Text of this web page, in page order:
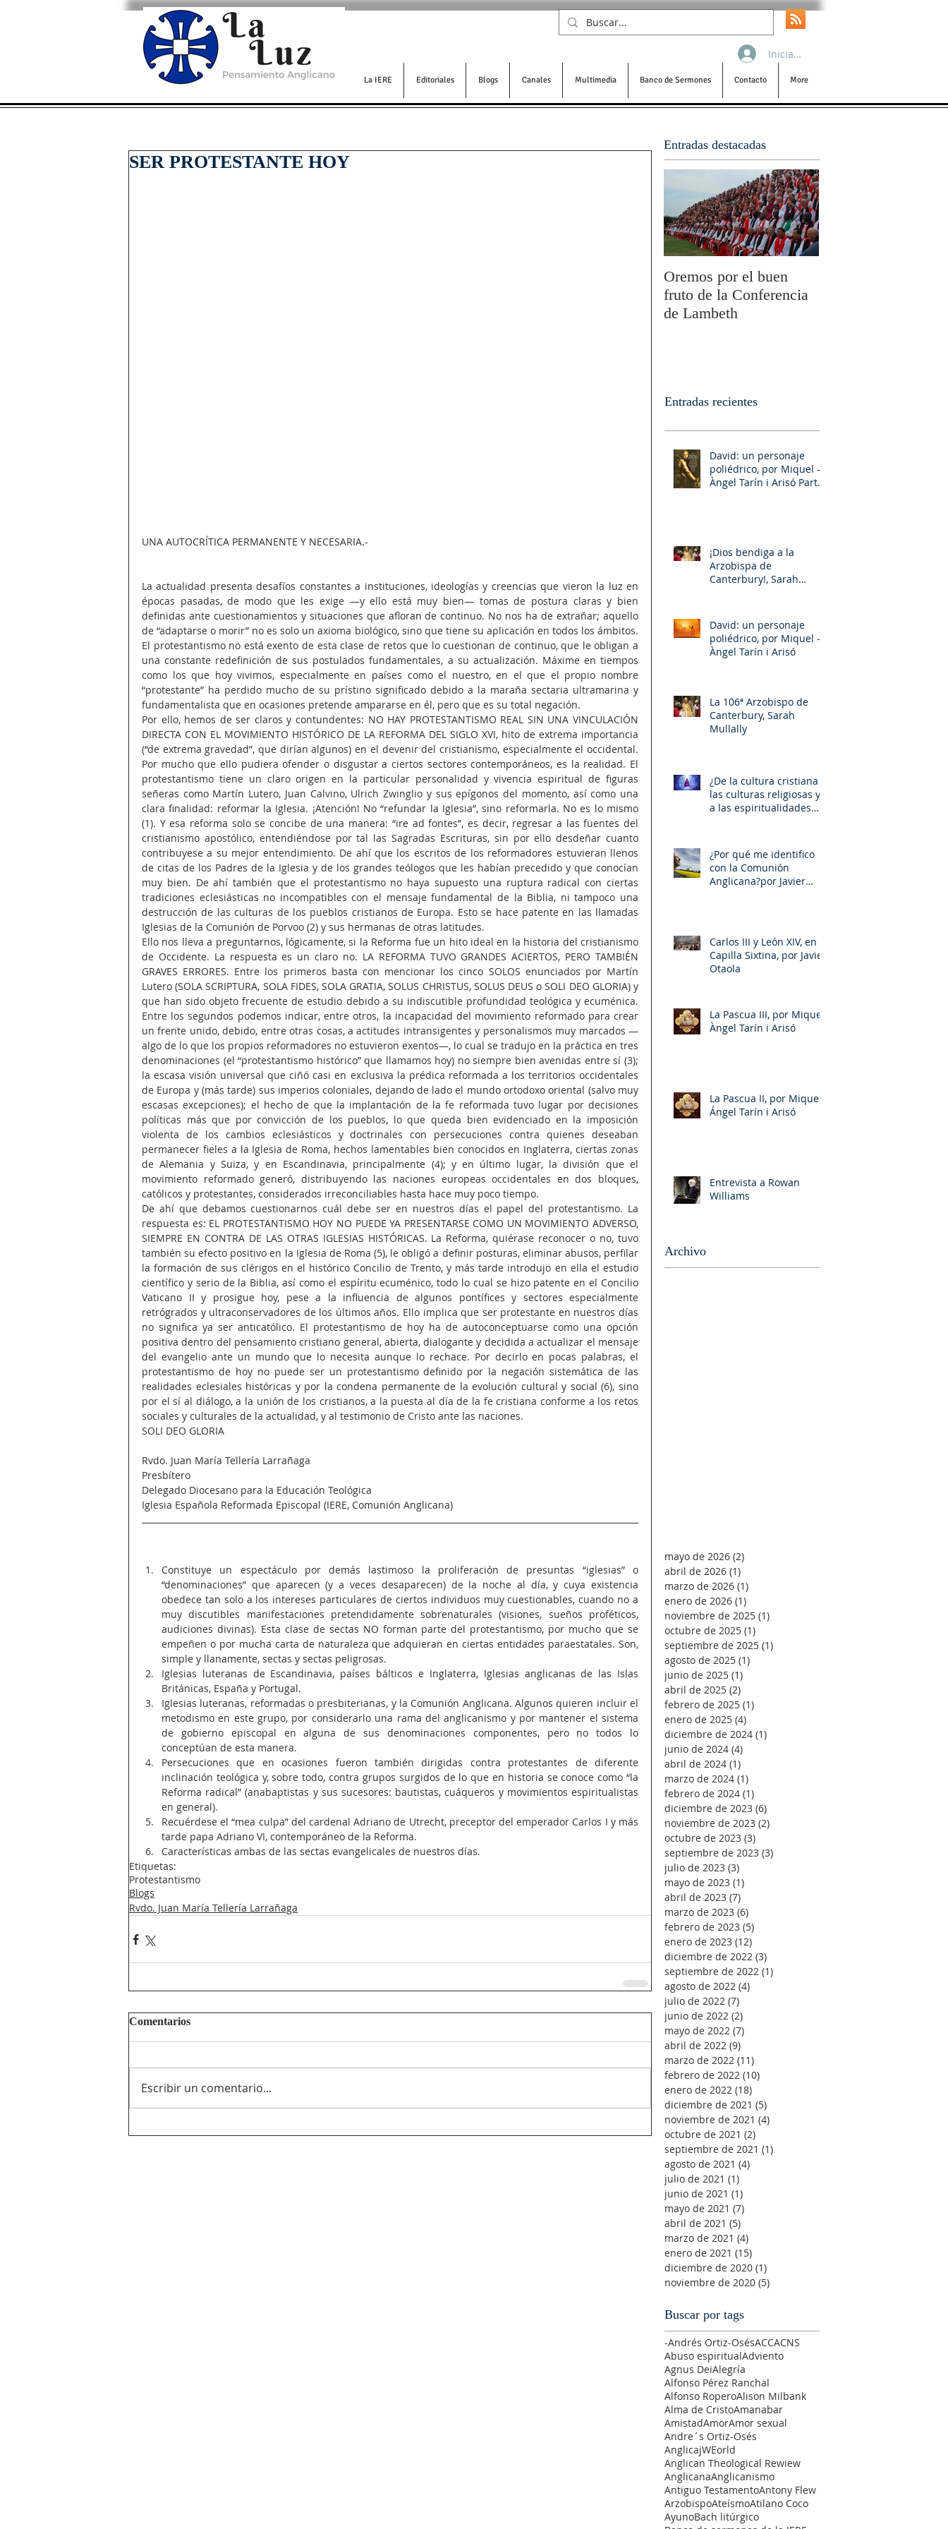
La IERE Editoriales Blogs Canales Multimedia Banco de Sermones Contacto More
Iniciar sesión
SER PROTESTANTE HOY
UNA AUTOCRÍTICA PERMANENTE Y NECESARIA.-
La actualidad presenta desafíos constantes a instituciones, ideologías y creencias que vieron la luz en
épocas pasadas, de modo que les exige —y ello está muy bien— tomas de postura claras y bien
definidas ante cuestionamientos y situaciones que afloran de continuo. No nos ha de extrañar; aquello
de “adaptarse o morir” no es solo un axioma biológico, sino que tiene su aplicación en todos los ámbitos.
El protestantismo no está exento de esta clase de retos que lo cuestionan de continuo, que le obligan a
una constante redefinición de sus postulados fundamentales, a su actualización. Máxime en tiempos
como los que hoy vivimos, especialmente en países como el nuestro, en el que el propio nombre
“protestante” ha perdido mucho de su prístino significado debido a la maraña sectaria ultramarina y
fundamentalista que en ocasiones pretende ampararse en él, pero que es su total negación.
Por ello, hemos de ser claros y contundentes: NO HAY PROTESTANTISMO REAL SIN UNA VINCULACIÓN
DIRECTA CON EL MOVIMIENTO HISTÓRICO DE LA REFORMA DEL SIGLO XVI, hito de extrema importancia
(“de extrema gravedad”, que dirían algunos) en el devenir del cristianismo, especialmente el occidental.
Por mucho que ello pudiera ofender o disgustar a ciertos sectores contemporáneos, es la realidad. El
protestantismo tiene un claro origen en la particular personalidad y vivencia espiritual de figuras
señeras como Martín Lutero, Juan Calvino, Ulrich Zwinglio y sus epígonos del momento, así como una
clara finalidad: reformar la Iglesia. ¡Atención! No “refundar la Iglesia”, sino reformarla. No es lo mismo
(1). Y esa reforma solo se concibe de una manera: “ire ad fontes”, es decir, regresar a las fuentes del
cristianismo apostólico, entendiéndose por tal las Sagradas Escrituras, sin por ello desdeñar cuanto
contribuyese a su mejor entendimiento. De ahí que los escritos de los reformadores estuvieran llenos
de citas de los Padres de la Iglesia y de los grandes teólogos que les habían precedido y que conocían
muy bien. De ahí también que el protestantismo no haya supuesto una ruptura radical con ciertas
tradiciones eclesiásticas no incompatibles con el mensaje fundamental de la Biblia, ni tampoco una
destrucción de las culturas de los pueblos cristianos de Europa. Esto se hace patente en las llamadas
Iglesias de la Comunión de Porvoo (2) y sus hermanas de otras latitudes.
Ello nos lleva a preguntarnos, lógicamente, si la Reforma fue un hito ideal en la historia del cristianismo
de Occidente. La respuesta es un claro no. LA REFORMA TUVO GRANDES ACIERTOS, PERO TAMBIÉN
GRAVES ERRORES. Entre los primeros basta con mencionar los cinco SOLOS enunciados por Martín
Lutero (SOLA SCRIPTURA, SOLA FIDES, SOLA GRATIA, SOLUS CHRISTUS, SOLUS DEUS o SOLI DEO GLORIA) y
que han sido objeto frecuente de estudio debido a su indiscutible profundidad teológica y ecuménica.
Entre los segundos podemos indicar, entre otros, la incapacidad del movimiento reformado para crear
un frente unido, debido, entre otras cosas, a actitudes intransigentes y personalismos muy marcados —
algo de lo que los propios reformadores no estuvieron exentos—, lo cual se tradujo en la práctica en tres
denominaciones (el “protestantismo histórico” que llamamos hoy) no siempre bien avenidas entre sí (3);
la escasa visión universal que ciñó casi en exclusiva la prédica reformada a los territorios occidentales
de Europa y (más tarde) sus imperios coloniales, dejando de lado el mundo ortodoxo oriental (salvo muy
escasas excepciones); el hecho de que la implantación de la fe reformada tuvo lugar por decisiones
políticas más que por convicción de los pueblos, lo que queda bien evidenciado en la imposición
violenta de los cambios eclesiásticos y doctrinales con persecuciones contra quienes deseaban
permanecer fieles a la Iglesia de Roma, hechos lamentables bien conocidos en Inglaterra, ciertas zonas
de Alemania y Suiza, y en Escandinavia, principalmente (4); y en último lugar, la división que el
movimiento reformado generó, distribuyendo las naciones europeas occidentales en dos bloques,
católicos y protestantes, considerados irreconciliables hasta hace muy poco tiempo.
De ahí que debamos cuestionarnos cuál debe ser en nuestros días el papel del protestantismo. La
respuesta es: EL PROTESTANTISMO HOY NO PUEDE YA PRESENTARSE COMO UN MOVIMIENTO ADVERSO,
SIEMPRE EN CONTRA DE LAS OTRAS IGLESIAS HISTÓRICAS. La Reforma, quiérase reconocer o no, tuvo
también su efecto positivo en la Iglesia de Roma (5), le obligó a definir posturas, eliminar abusos, perfilar
la formación de sus clérigos en el histórico Concilio de Trento, y más tarde introdujo en ella el estudio
científico y serio de la Biblia, así como el espíritu ecuménico, todo lo cual se hizo patente en el Concilio
Vaticano II y prosigue hoy, pese a la influencia de algunos pontífices y sectores especialmente
retrógrados y ultraconservadores de los últimos años. Ello implica que ser protestante en nuestros días
no significa ya ser anticatólico. El protestantismo de hoy ha de autoconceptuarse como una opción
positiva dentro del pensamiento cristiano general, abierta, dialogante y decidida a actualizar el mensaje
del evangelio ante un mundo que lo necesita aunque lo rechace. Por decirlo en pocas palabras, el
protestantismo de hoy no puede ser un protestantismo definido por la negación sistemática de las
realidades eclesiales históricas y por la condena permanente de la evolución cultural y social (6), sino
por el sí al diálogo, a la unión de los cristianos, a la puesta al día de la fe cristiana conforme a los retos
sociales y culturales de la actualidad, y al testimonio de Cristo ante las naciones.
SOLI DEO GLORIA
Rvdo. Juan María Tellería Larrañaga
Presbítero
Delegado Diocesano para la Educación Teológica
Iglesia Española Reformada Episcopal (IERE, Comunión Anglicana)
Constituye un espectáculo por demás lastimoso la proliferación de presuntas “iglesias” o
“denominaciones” que aparecen (y a veces desaparecen) de la noche al día, y cuya existencia
obedece tan solo a los intereses particulares de ciertos individuos muy cuestionables, cuando no a
muy discutibles manifestaciones pretendidamente sobrenaturales (visiones, sueños proféticos,
audiciones divinas). Esta clase de sectas NO forman parte del protestantismo, por mucho que se
empeñen o por mucha carta de naturaleza que adquieran en ciertas entidades paraestatales. Son,
simple y llanamente, sectas y sectas peligrosas.
Iglesias luteranas de Escandinavia, países bálticos e Inglaterra, Iglesias anglicanas de las Islas
Británicas, España y Portugal.
Iglesias luteranas, reformadas o presbiterianas, y la Comunión Anglicana. Algunos quieren incluir el
metodismo en este grupo, por considerarlo una rama del anglicanismo y por mantener el sistema
de gobierno episcopal en alguna de sus denominaciones componentes, pero no todos lo
conceptúan de esta manera.
Persecuciones que en ocasiones fueron también dirigidas contra protestantes de diferente
inclinación teológica y, sobre todo, contra grupos surgidos de lo que en historia se conoce como “la
Reforma radical” (anabaptistas y sus sucesores: bautistas, cuáqueros y movimientos espiritualistas
en general).
Recuérdese el “mea culpa” del cardenal Adriano de Utrecht, preceptor del emperador Carlos I y más
tarde papa Adriano VI, contemporáneo de la Reforma.
Características ambas de las sectas evangelicales de nuestros días.
Etiquetas:
Protestantismo
Blogs
Rvdo. Juan María Tellería Larrañaga
Comentarios
Escribir un comentario...
Entradas destacadas
Oremos por el buen
fruto de la Conferencia
de Lambeth
Entradas recientes
David: un personaje
poliédrico, por Miquel –
Àngel Tarín i Arisó Parte
¡Dios bendiga a la
Arzobispa de
Canterbury!, Sarah
David: un personaje
poliédrico, por Miquel –
Àngel Tarín i Arisó
La 106ª Arzobispo de
Canterbury, Sarah
Mullally
¿De la cultura cristiana a
las culturas religiosas y
a las espiritualidades
¿Por qué me identifico
con la Comunión
Anglicana?por Javier
Carlos III y León XIV, en la
Capilla Sixtina, por Javier
Otaola
La Pascua III, por Miquel-
Àngel Tarín i Arisó
La Pascua II, por Miquel-
Ángel Tarín i Arisó
Entrevista a Rowan
Williams
Archivo
mayo de 2026 (2)
abril de 2026 (1)
marzo de 2026 (1)
enero de 2026 (1)
noviembre de 2025 (1)
octubre de 2025 (1)
septiembre de 2025 (1)
agosto de 2025 (1)
junio de 2025 (1)
abril de 2025 (2)
febrero de 2025 (1)
enero de 2025 (4)
diciembre de 2024 (1)
junio de 2024 (4)
abril de 2024 (1)
marzo de 2024 (1)
febrero de 2024 (1)
diciembre de 2023 (6)
noviembre de 2023 (2)
octubre de 2023 (3)
septiembre de 2023 (3)
julio de 2023 (3)
mayo de 2023 (1)
abril de 2023 (7)
marzo de 2023 (6)
febrero de 2023 (5)
enero de 2023 (12)
diciembre de 2022 (3)
septiembre de 2022 (1)
agosto de 2022 (4)
julio de 2022 (7)
junio de 2022 (2)
mayo de 2022 (7)
abril de 2022 (9)
marzo de 2022 (11)
febrero de 2022 (10)
enero de 2022 (18)
diciembre de 2021 (5)
noviembre de 2021 (4)
octubre de 2021 (2)
septiembre de 2021 (1)
agosto de 2021 (4)
julio de 2021 (1)
junio de 2021 (1)
mayo de 2021 (7)
abril de 2021 (5)
marzo de 2021 (4)
enero de 2021 (15)
diciembre de 2020 (1)
noviembre de 2020 (5)
Buscar por tags
-Andrés Ortiz-OsésACCACNS
Abuso espiritualAdviento
Agnus DeiAlegría
Alfonso Pérez Ranchal
Alfonso RoperoAlison Milbank
Alma de CristoAmanabar
AmistadAmorAmor sexual
Andre´s Ortiz-Osés
AnglicajWEorld
Anglican Theological Rewiew
AnglicanaAnglicanismo
Antiguo TestamentoAntony Flew
ArzobispoAteísmoAtilano Coco
AyunoBach litúrgico